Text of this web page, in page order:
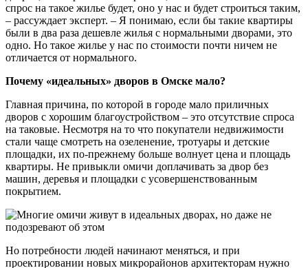
спрос на такое жилье будет, оно у нас и будет строиться таким,
– рассуждает эксперт. – Я понимаю, если бы такие квартиры
были в два раза дешевле жилья с нормальными дворами, это
одно. Но такое жилье у нас по стоимости почти ничем не
отличается от нормального.
Почему «идеальных» дворов в Омске мало?
Главная причина, по которой в городе мало приличных
дворов с хорошим благоустройством – это отсутствие спроса
на таковые. Несмотря на то что покупатели недвижимости
стали чаще смотреть на озеленение, тротуары и детские
площадки, их по-прежнему больше волнует цена и площадь
квартиры. Не привыкли омичи доплачивать за двор без
машин, деревья и площадки с усовершенствованным
покрытием.
Но потребности людей начинают меняться, и при
проектировании новых микрорайонов архитекторам нужно